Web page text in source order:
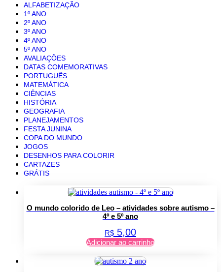
ALFABETIZAÇÃO
1º ANO
2º ANO
3º ANO
4º ANO
5º ANO
AVALIAÇÕES
DATAS COMEMORATIVAS
PORTUGUÊS
MATEMÁTICA
CIÊNCIAS
HISTÓRIA
GEOGRAFIA
PLANEJAMENTOS
FESTA JUNINA
COPA DO MUNDO
JOGOS
DESENHOS PARA COLORIR
CARTAZES
GRÁTIS
O mundo colorido de Leo – atividades sobre autismo –
4º e 5º ano
R$ 5,00
Adicionar ao carrinho